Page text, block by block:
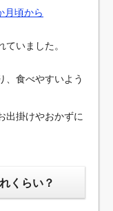
月頃から
いました。
、食べやすいよう
出掛けやおかずに
くらい？